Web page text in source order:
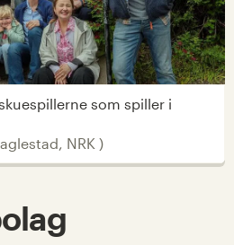
som spiller i
NRK )